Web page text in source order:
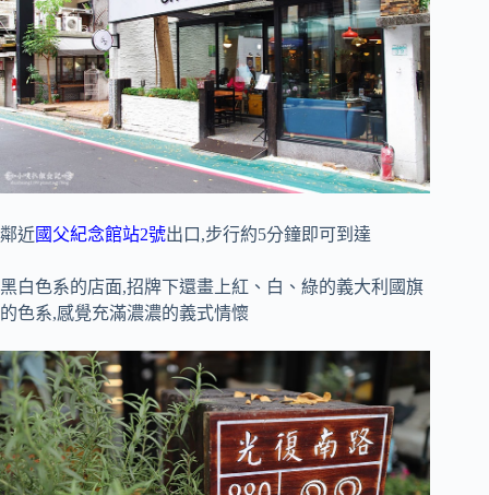
鄰近國父紀念館站2號出口,步行約5分鐘即可到達
黑白色系的店面,招牌下還畫上紅、白、綠的義大利國旗
的色系,感覺充滿濃濃的義式情懷